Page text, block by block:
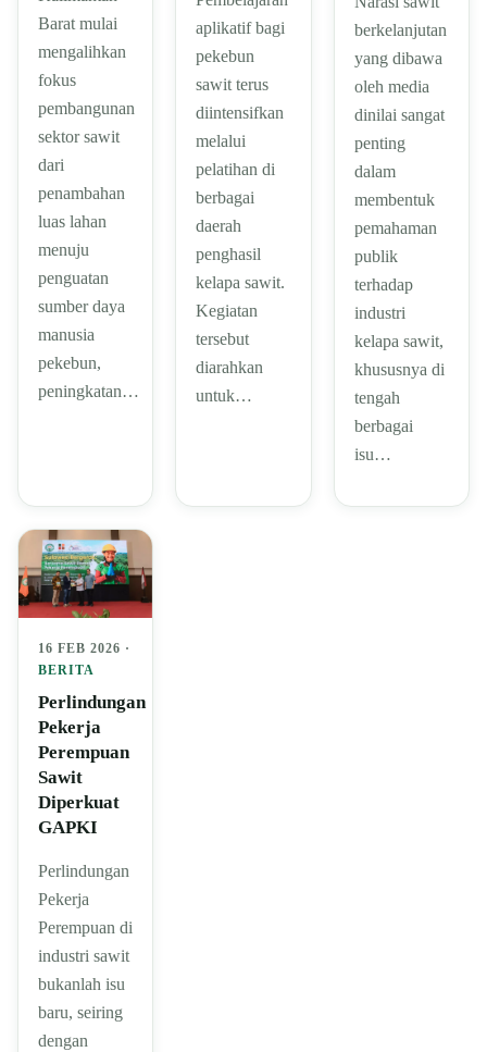
Barat mulai
mengalihkan
fokus
pembangunan
sektor sawit
dari
penambahan
luas lahan
menuju
penguatan
sumber daya
manusia
pekebun,
peningkatan…
aplikatif bagi
pekebun
sawit terus
diintensifkan
melalui
pelatihan di
berbagai
daerah
penghasil
kelapa sawit.
Kegiatan
tersebut
diarahkan
untuk…
berkelanjutan
yang dibawa
oleh media
dinilai sangat
penting
dalam
membentuk
pemahaman
publik
terhadap
industri
kelapa sawit,
khususnya di
tengah
berbagai
isu…
16 FEB 2026 ·
BERITA
Perlindungan
Pekerja
Perempuan
Sawit
Diperkuat
GAPKI
Perlindungan
Pekerja
Perempuan di
industri sawit
bukanlah isu
baru, seiring
dengan